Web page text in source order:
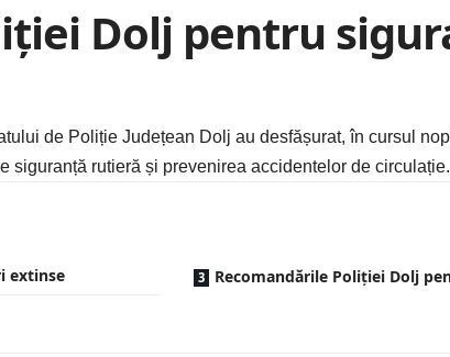
Dolj pentru
de Poliție Județean Dolj au desfășurat, în cursul
siguranță rutieră și prevenirea accidentelor de circulație.
extinse
Recomandările Poliției Dolj